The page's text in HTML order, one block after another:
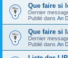
Que faire si
Dernier
Publié dans An
Que faire si
Dernier
Publié dans An